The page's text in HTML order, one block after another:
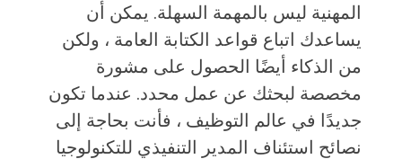
المهنية ليس بالمهمة السهلة. يمكن أن
يساعدك اتباع قواعد الكتابة العامة ، ولكن
من الذكاء أيضًا الحصول على مشورة
مخصصة لبحثك عن عمل محدد. عندما تكون
جديدًا في عالم التوظيف ، فأنت بحاجة إلى
نصائح استئناف المدير التنفيذي للتكنولوجيا